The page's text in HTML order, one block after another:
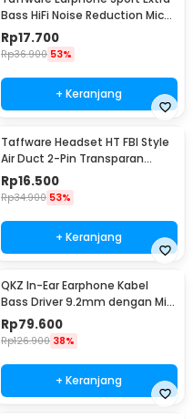
Bass HiFi Noise Reduction Mic
3.5mm - SF-878
Rp17.700
Rp36.900 53%
+ Keranjang
Taffware Headset HT FBI Style
Air Duct 2-Pin Transparan
Walkie Talkie - C93A
Rp16.500
Rp34.900 53%
+ Keranjang
QKZ In-Ear Earphone Kabel
Bass Driver 9.2mm dengan Mic
- QKZ-DM9
Rp79.600
Rp126.900 38%
+ Keranjang